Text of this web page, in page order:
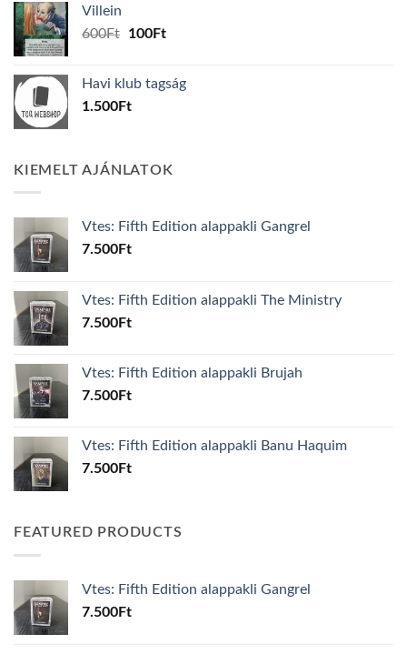
Villein
600Ft
Original
600Ft.
100FtCurrent
100Ft.
Havi klub tagság
1.500Ft
KIEMELT AJÁNLATOK
Vtes: Fifth Edition alappakli Gangrel
7.500Ft
Vtes: Fifth Edition alappakli The Ministry
7.500Ft
Vtes: Fifth Edition alappakli Brujah
7.500Ft
Vtes: Fifth Edition alappakli Banu Haquim
7.500Ft
FEATURED PRODUCTS
Vtes: Fifth Edition alappakli Gangrel
7.500Ft